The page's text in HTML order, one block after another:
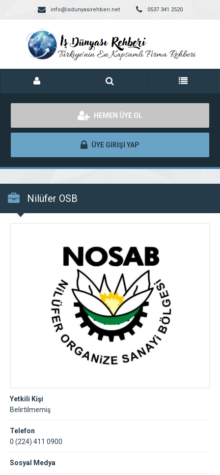
info@isdunyasirehberi.net 0537 341 2520
HEMEN ÜYE OL
ÜYE GİRİŞİ YAP
Nilüfer OSB
Yetkili Kişi
Belirtilmemiş
Telefon
0 (224) 411 0900
Sosyal Medya